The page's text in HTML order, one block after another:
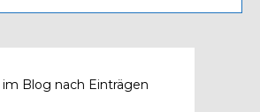
im Blog nach Einträgen